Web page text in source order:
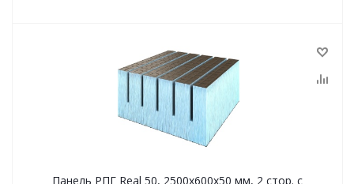
Панель РПГ Real 50, 2500х600х50 мм, 2 стор. с